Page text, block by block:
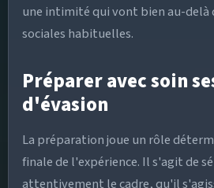
une intimité qui vont bien au-delà
sociales habituelles.
Préparer avec soin
d'évasion
La préparation joue un rôle
finale de l'expérience. Il s'agit de
attentivement le cadre, qu'il